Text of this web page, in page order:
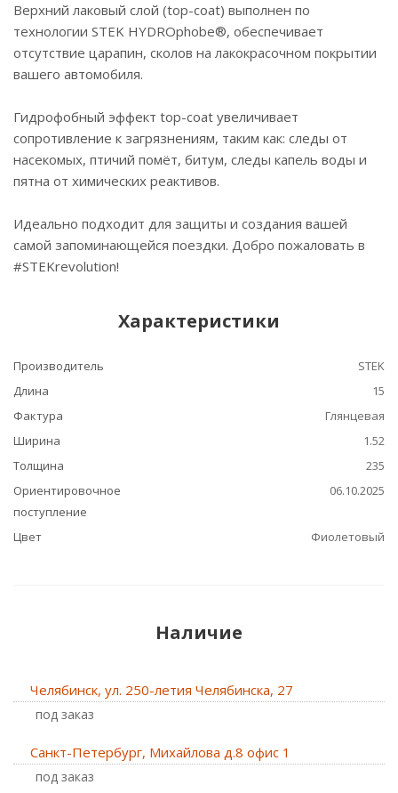
Верхний лаковый слой (top-coat) выполнен по
технологии STEK HYDROphobe®, обеспечивает
отсутствие царапин, сколов на лакокрасочном покрытии
вашего автомобиля.
Гидрофобный эффект top-coat увеличивает
сопротивление к загрязнениям, таким как: следы от
насекомых, птичий помёт, битум, следы капель воды и
пятна от химических реактивов.
Идеально подходит для защиты и создания вашей
самой запоминающейся поездки. Добро пожаловать в
#STEKrevolution!
Характеристики
Производитель
STEK
Длина
15
Фактура
Глянцевая
Ширина
1.52
Толщина
235
Ориентировочное
поступление
06.10.2025
Цвет Фиолетовый
Наличие
Челябинск, ул. 250-летия Челябинска, 27
Под заказ
Санкт-Петербург, Михайлова д.8 офис 1
Под заказ